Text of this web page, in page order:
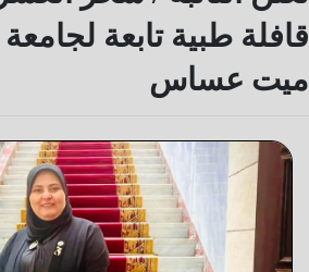
قافلة طبية تابعة
ميت عساس